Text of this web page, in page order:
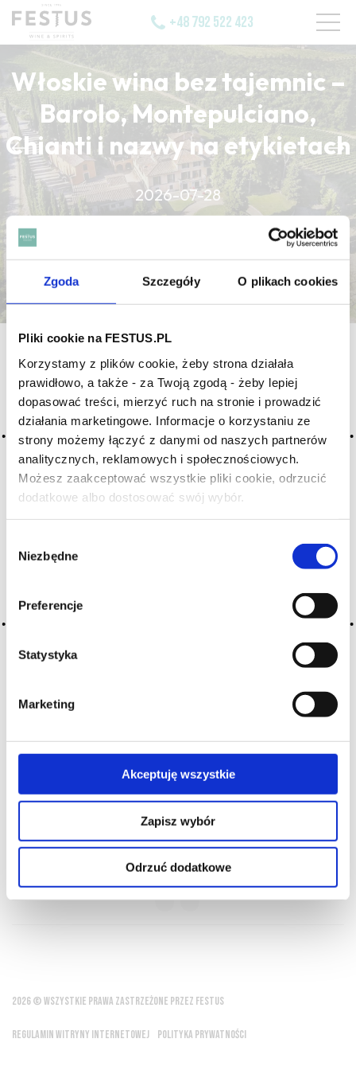
Zgoda Szczegóły O plikach cookies
Pliki cookie na FESTUS.PL
Korzystamy z plików cookie, żeby strona działała
prawidłowo, a także - za Twoją zgodą - żeby lepiej
dopasować treści, mierzyć ruch na stronie i prowadzić
działania marketingowe. Informacje o korzystaniu ze
strony możemy łączyć z danymi od naszych partnerów
analitycznych, reklamowych i społecznościowych.
Możesz zaakceptować wszystkie pliki cookie, odrzucić
dodatkowe albo dostosować swój wybór.
zgody
Niezbędne
Preferencje
Statystyka
Marketing
Akceptuję wszystkie
Zapisz wybór
Odrzuć dodatkowe
Czy masz ukończone 18 lat?
+48 792 522 423
Włoskie wina bez tajemnic –
Barolo, Montepulciano,
Chianti i nazwy na etykietach
2026-07-28
CZYTAJ WIĘCEJ
Archiwum wpisów tagu: saffron
szafran
2016-05-10
aromat korzenny obecny w kilku rzadkich winach białych
i czerwonych
CZYTAJ WIĘCEJ
O NAS OFERTA ONLINE PRODUCENCI
BLOG
PRZEWODNIK
SŁOWNIK
Wino to intelektualna część posiłku
2026 © WSZYSTKIE PRAWA ZASTRZEŻONE PRZEZ FESTUS
REGULAMIN WITRYNY INTERNETOWEJ POLITYKA PRYWATNOŚCI